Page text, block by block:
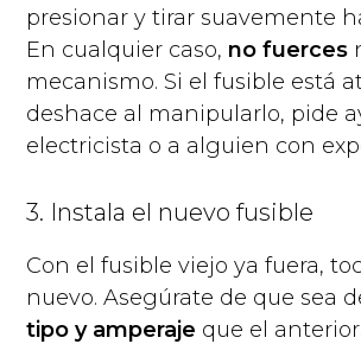
presionar y tirar suavemente
En cualquier caso, no fuerces
mecanismo. Si el fusible está
deshace al manipularlo, pide
electricista o a alguien con
3. Instala el nuevo fusible
Con el fusible viejo ya fuera,
nuevo. Asegúrate de que sea
tipo y amperaje que el